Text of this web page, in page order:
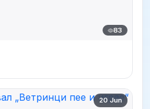
83
20 Jun